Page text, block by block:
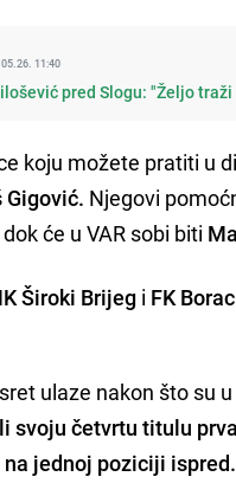
11:40
pred Slogu: "Željo
koju možete pratiti u
Gigović. Njegovi
dok će u VAR sobi biti
Široki Brijeg i FK Borac
ulaze nakon što su
svoju četvrtu titulu
jednoj poziciji ispred.